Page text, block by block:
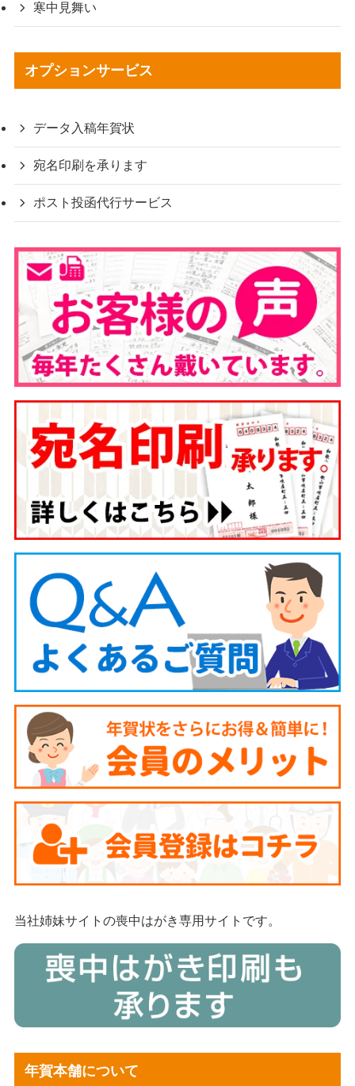
寒中見舞い
オプションサービス
データ入稿年賀状
宛名印刷を承ります
ポスト投函代行サービス
当社姉妹サイトの喪中はがき専用サイトです。
年賀本舗について